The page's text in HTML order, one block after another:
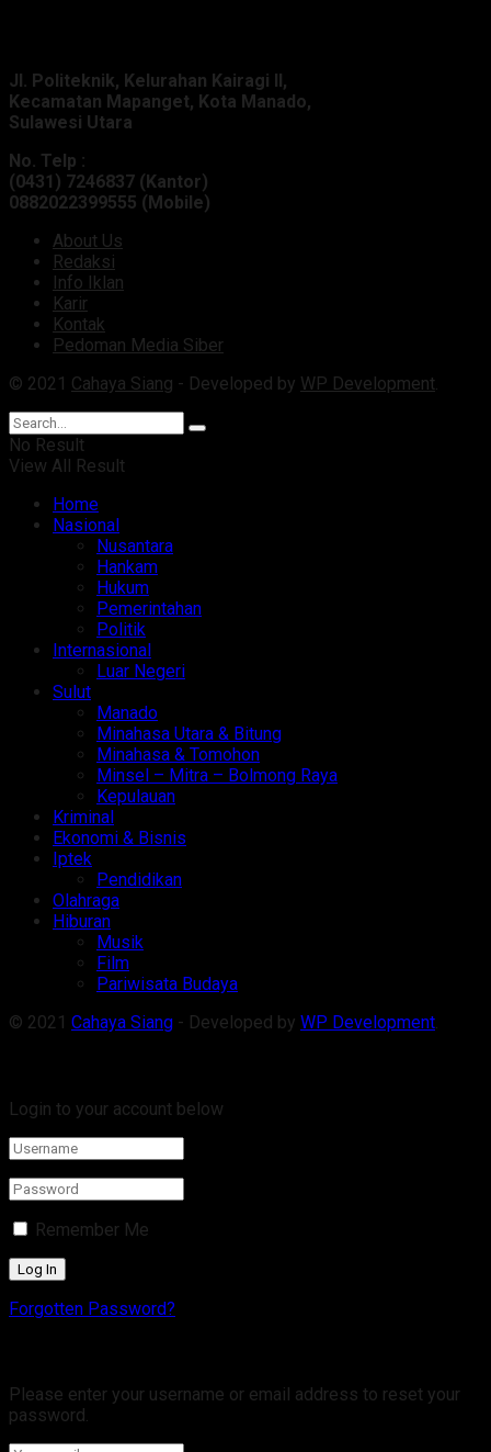
Jl. Politeknik, Kelurahan Kairagi II,
Kecamatan Mapanget, Kota Manado,
Sulawesi Utara
No. Telp :
(0431) 7246837 (Kantor)
0882022399555 (Mobile)
About Us
Redaksi
Info Iklan
Karir
Kontak
Pedoman Media Siber
© 2021 Cahaya Siang - Developed by WP Development.
No Result
View All Result
Home
Nasional
Nusantara
Hankam
Hukum
Pemerintahan
Politik
Internasional
Luar Negeri
Sulut
Manado
Minahasa Utara & Bitung
Minahasa & Tomohon
Minsel – Mitra – Bolmong Raya
Kepulauan
Kriminal
Ekonomi & Bisnis
Iptek
Pendidikan
Olahraga
Hiburan
Musik
Film
Pariwisata Budaya
© 2021 Cahaya Siang - Developed by WP Development.
Login to your account below
Remember Me
Forgotten Password?
Please enter your username or email address to reset your
password.